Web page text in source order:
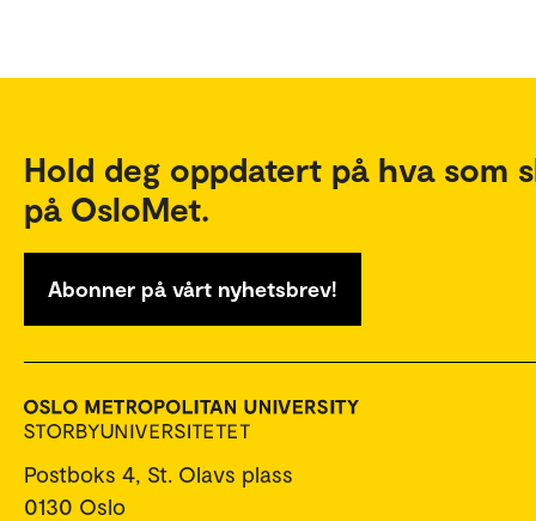
Hold deg oppdatert på hva som
på OsloMet.
Abonner på vårt nyhetsbrev!
Postboks 4, St. Olavs plass
0130 Oslo